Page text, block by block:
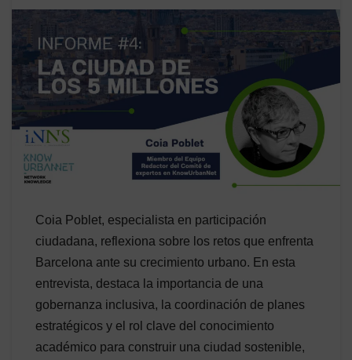
Coia Poblet, especialista en participación
ciudadana, reflexiona sobre los retos que enfrenta
Barcelona ante su crecimiento urbano. En esta
entrevista, destaca la importancia de una
gobernanza inclusiva, la coordinación de planes
estratégicos y el rol clave del conocimiento
académico para construir una ciudad sostenible,